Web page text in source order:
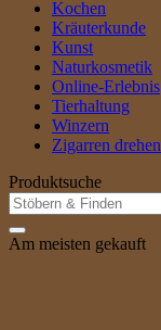
Kochen
Kräuterkunde
Kunst
Naturkosmetik
Online-Erlebnis
Tierhaltung
Winzern
Zigarren drehen
Produktsuche
Suche
nach:
Am meisten gekauft